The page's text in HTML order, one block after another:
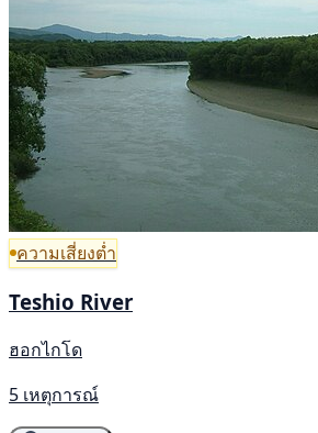
ความเสี่ยงต่ำ
Teshio River
ฮอกไกโด
5 เหตุการณ์